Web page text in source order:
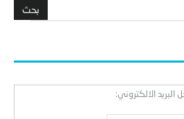
البريد الالكتروني: